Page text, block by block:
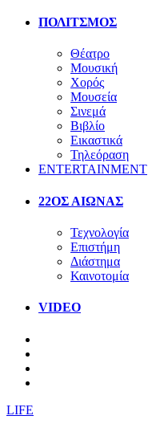
ΠΟΛΙΤΣΜΟΣ
Θέατρο
Μουσική
Χορός
Μουσεία
Σινεμά
Βιβλίο
Εικαστικά
Τηλεόραση
ENTERTAINMENT
22ΟΣ ΑΙΩΝΑΣ
Τεχνολογία
Επιστήμη
Διάστημα
Καινοτομία
VIDEO
LIFE